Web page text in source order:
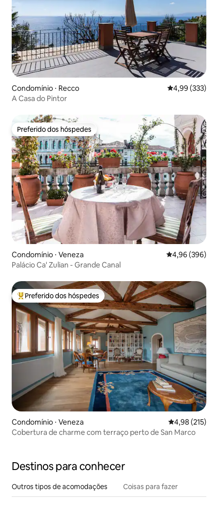
Condomínio ⋅ Recco 4,99 de uma
4,99 (333)
A Casa do Pintor
Preferido dos hóspedes
Preferido dos hóspedes
Condomínio ⋅ Veneza 4,96 de uma
4,96 (396)
Palácio Ca' Zulian - Grande Canal
Entre os melhores preferidos dos hóspedes
Preferido dos hóspedes
Condomínio ⋅ Veneza 4,98 de uma
4,98 (215)
Cobertura de charme com terraço perto de San Marco
Destinos para conhecer
Outros tipos de acomodações Coisas para fazer